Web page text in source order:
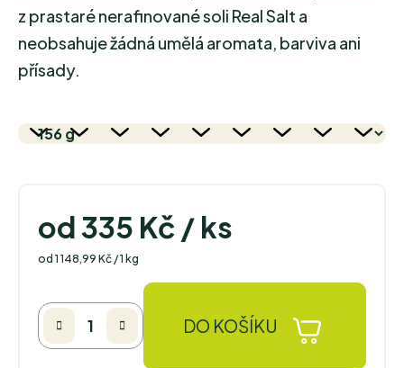
z prastaré nerafinované soli Real Salt a
neobsahuje žádná umělá aromata, barviva ani
přísady.
od335 Kč / ks
Měrná cena:
od 1 148,99 Kč / 1 kg
DO KOŠÍKU